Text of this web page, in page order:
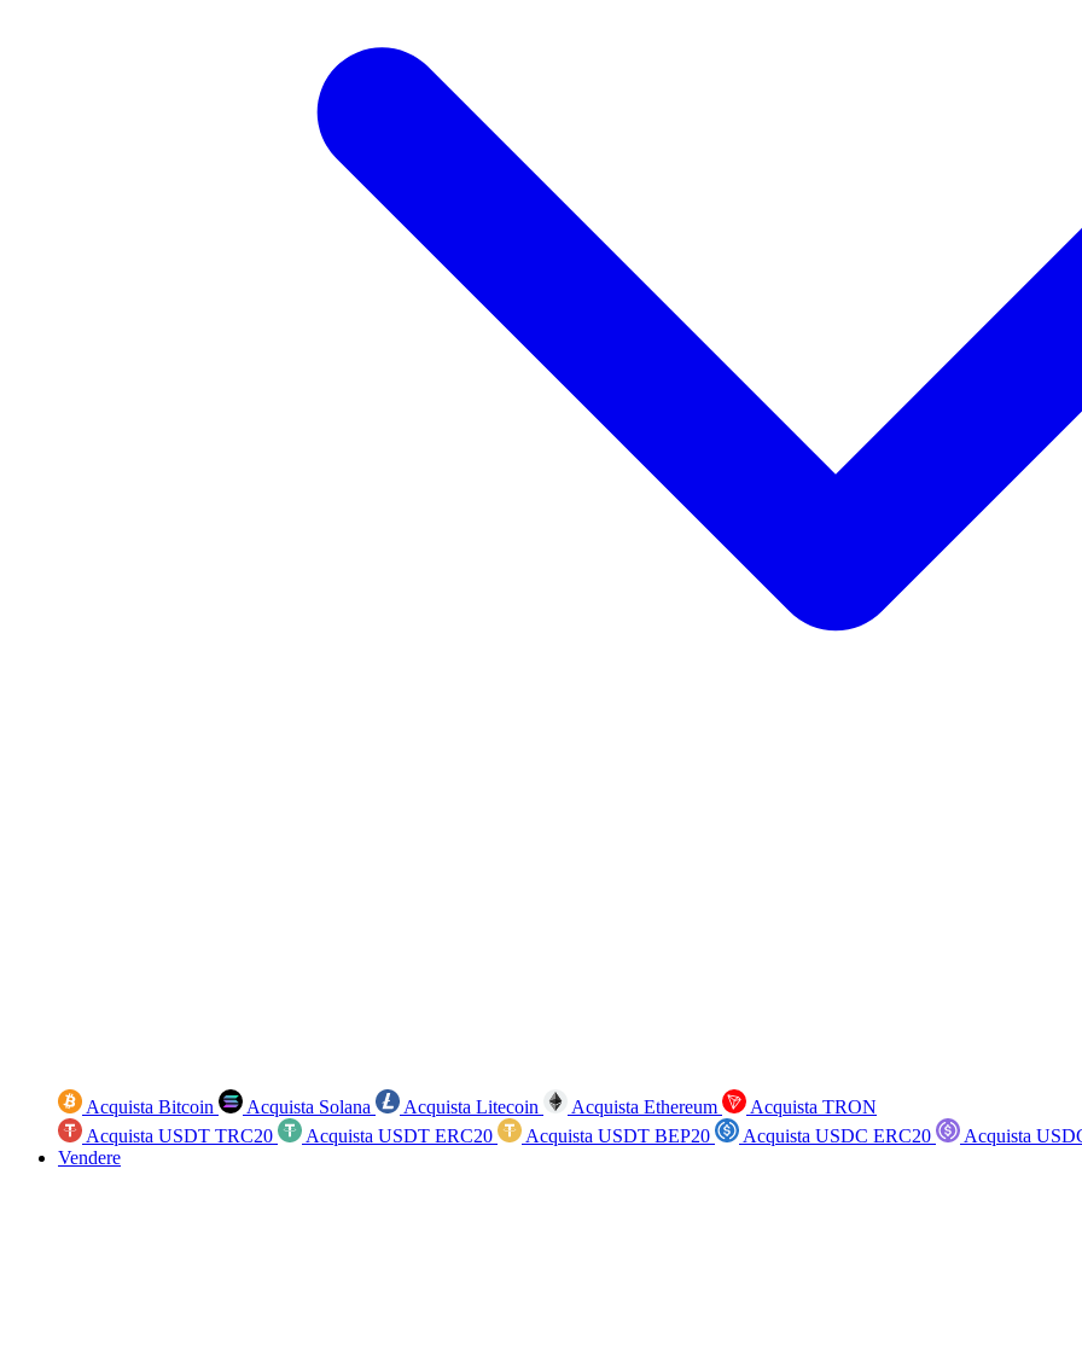
Acquista Bitcoin Acquista Solana Acquista Litecoin Acquista Ethereum
Acquista TRON
Acquista USDT TRC20
Acquista USDT ERC20 Acquista USDT BEP20 Acquista USDC ERC20
Acquista
Vendere